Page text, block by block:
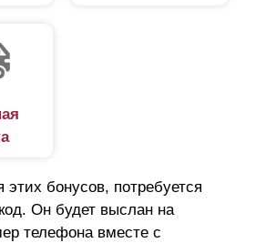
бонусов, потребуется
Он будет выслан на
телефона вместе с